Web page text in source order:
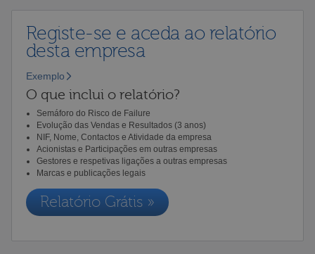
Registe-se e aceda ao relatório
desta empresa
Exemplo
O que inclui o relatório?
Semáforo do Risco de Failure
Evolução das Vendas e Resultados (3 anos)
NIF, Nome, Contactos e Atividade da empresa
Acionistas e Participações em outras empresas
Gestores e respetivas ligações a outras empresas
Marcas e publicações legais
Relatório Grátis »